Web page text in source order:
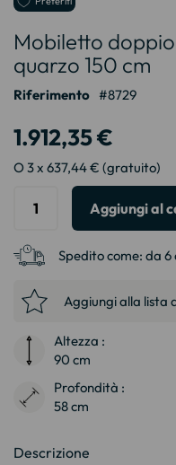
della
di
immagini
Mobiletto
quarzo 150 cm
Riferimento 8729
1.912,35 €
O 3 x 637,44 € (gratuito)
Aggiungi al
Spedito come: da 6
Aggiungi alla lista
Altezza :
90 cm
Profondità :
58 cm
Descrizione